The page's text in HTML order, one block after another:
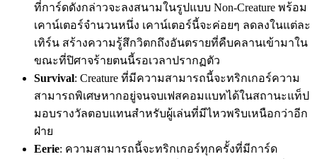
ที่การ์ดดังกล่าวจะลงสนามในรูปแบบ Non-Creature พร้อม
เคาน์เตอร์จำนวนหนึ่ง เคาน์เตอร์นี้จะค่อยๆ ลดลงในแต่ละ
เทิร์น สร้างความรู้สึกวิตกถึงอันตรายที่คืบคลานเข้ามาใน
ขณะที่ปิศาจร้ายตนนี้รอเวลาปรากฏตัว
Survival: Creature ที่มีความสามารถนี้จะทริกเกอร์ความ
สามารถพิเศษหากอยู่จนจบเฟสคอมแบทได้ในสถานะแท็ป
มอบรางวัลตอบแทนสำหรับผู้เล่นที่มีไหวพริบเหนือกว่าอีก
ฝ่าย
Eerie: ความสามารถนี้จะทริกเกอร์ทุกครั้งที่มีการ์ด